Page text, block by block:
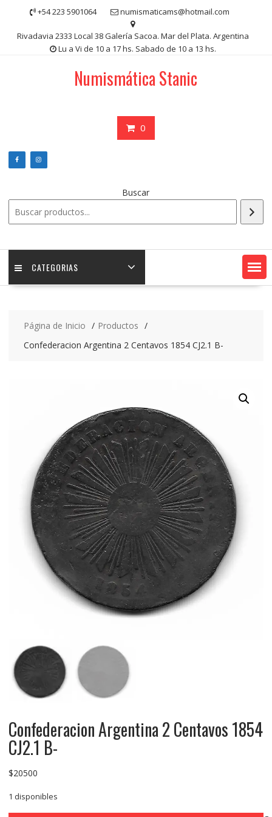
contenido
+54 223 5901064 numismaticams@hotmail.com
Rivadavia 2333 Local 38 Galería Sacoa. Mar del Plata. Argentina
Lu a Vi de 10 a 17 hs. Sabado de 10 a 13 hs.
Numismática Stanic
0
Buscar
CATEGORIAS
Página de Inicio
Productos
Confederacion Argentina 2 Centavos 1854 CJ2.1 B-
Confederacion Argentina 2 Centavos 1854
CJ2.1 B-
$20500
1 disponibles